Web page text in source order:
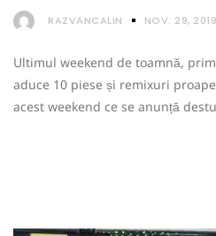
RAZVANCALIN NOV. 29, 2019
Ultimul weekend de toamnă,
aduce 10 piese și remixuri
acest weekend ce se anunță